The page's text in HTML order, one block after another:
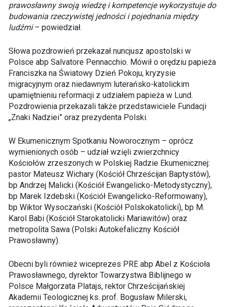
prawosławny swoją wiedzę i kompetencje wykorzystuje do
budowania rzeczywistej jedności i pojednania między
ludźmi– powiedział.
Słowa pozdrowień przekazał nuncjusz apostolski w
Polsce abp Salvatore Pennacchio. Mówił o orędziu papieża
Franciszka na Światowy Dzień Pokoju, kryzysie
migracyjnym oraz niedawnym luterańsko-katolickim
upamiętnieniu reformacji z udziałem papieża w Lund.
Pozdrowienia przekazali także przedstawiciele Fundacji
„Znaki Nadziei” oraz prezydenta Polski.
W Ekumenicznym Spotkaniu Noworocznym – oprócz
wymienionych osób – udział wzięli zwierzchnicy
Kościołów zrzeszonych w Polskiej Radzie Ekumenicznej:
pastor Mateusz Wichary (Kościół Chrześcijan Baptystów),
bp Andrzej Malicki (Kościół Ewangelicko-Metodystyczny),
bp Marek Izdebski (Kościół Ewangelicko-Reformowany),
bp Wiktor Wysoczański (Kościół Polskokatolicki), bp M.
Karol Babi (Kościół Starokatolicki Mariawitów) oraz
metropolita Sawa (Polski Autokefaliczny Kościół
Prawosławny).
Obecni byli również wiceprezes PRE abp Abel z Kościoła
Prawosławnego, dyrektor Towarzystwa Biblijnego w
Polsce Małgorzata Platajs, rektor Chrześcijańskiej
Akademii Teologicznej ks. prof. Bogusław Milerski,